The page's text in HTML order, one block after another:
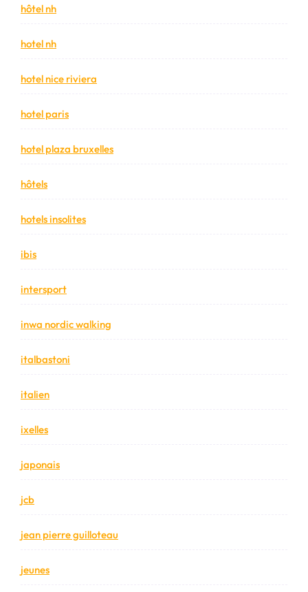
hôtel nh
hotel nh
hotel nice riviera
hotel paris
hotel plaza bruxelles
hôtels
hotels insolites
ibis
intersport
inwa nordic walking
italbastoni
italien
ixelles
japonais
jcb
jean pierre guilloteau
jeunes